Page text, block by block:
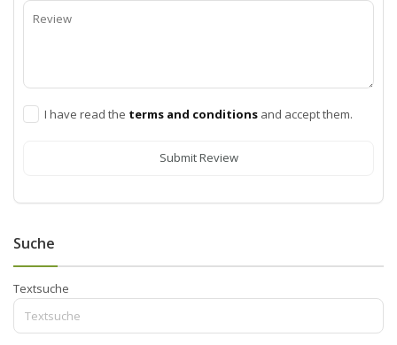
I have read the terms and conditions and accept them.
Submit Review
Suche
Textsuche